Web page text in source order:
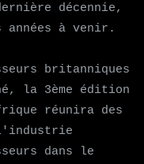
décennie,
années à venir.
britanniques
la 3ème édition
réunira des
l'industrie
dans le